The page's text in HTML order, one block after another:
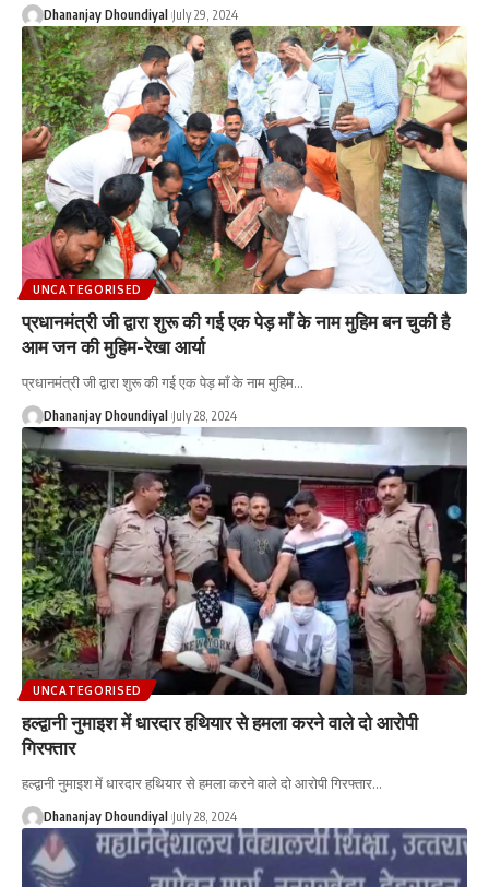
Dhananjay Dhoundiyal July 29, 2024
UNCATEGORISED
प्रधानमंत्री जी द्वारा शुरू की गई एक पेड़ माँ के नाम मुहिम बन चुकी है
आम जन की मुहिम-रेखा आर्या
प्रधानमंत्री जी द्वारा शुरू की गई एक पेड़ माँ के नाम मुहिम…
Dhananjay Dhoundiyal July 28, 2024
UNCATEGORISED
हल्द्वानी नुमाइश में धारदार हथियार से हमला करने वाले दो आरोपी
गिरफ्तार
हल्द्वानी नुमाइश में धारदार हथियार से हमला करने वाले दो आरोपी गिरफ्तार…
Dhananjay Dhoundiyal July 28, 2024